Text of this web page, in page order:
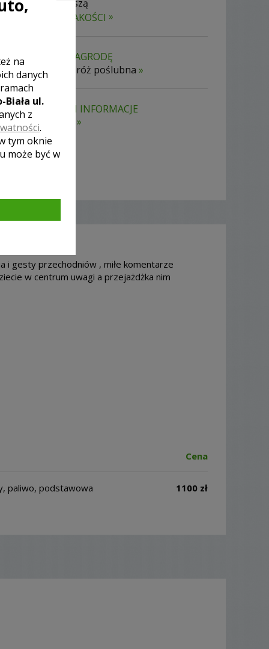
Otrzymasz naszą
GWARANCJĘ JAKOŚCI »
SZANSA NA NAGRODĘ
wspaniała podróż poślubna »
WASZE DANE I INFORMACJE
są bezpieczne
»
i gesty przechodniów , miłe komentarze
w centrum uwagi a przejażdżka nim
Cena
paliwo, podstawowa 1100 zł
na
danych
Biała ul.
z
.
tym oknie
może być w